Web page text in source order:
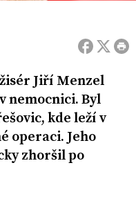
Jiří Menzel
nemocnici. Byl
kde leží v
operaci. Jeho
zhoršil po